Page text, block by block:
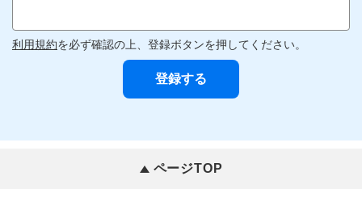
利用規約を必ず確認の上、登録ボタンを押してください。
ページTOP